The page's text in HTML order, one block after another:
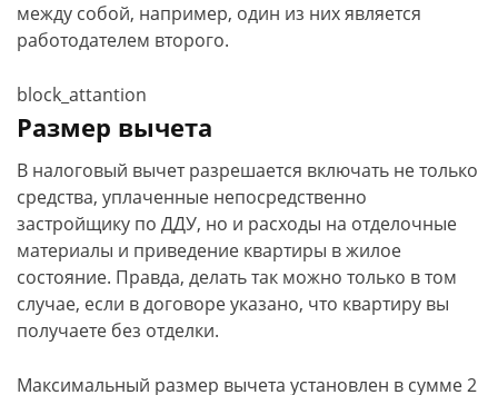
между собой, например, один из них является
работодателем второго.
block_attantion
Размер вычета
В налоговый вычет разрешается включать не только
средства, уплаченные непосредственно
застройщику по ДДУ, но и расходы на отделочные
материалы и приведение квартиры в жилое
состояние. Правда, делать так можно только в том
случае, если в договоре указано, что квартиру вы
получаете без отделки.
Максимальный размер вычета установлен в сумме 2